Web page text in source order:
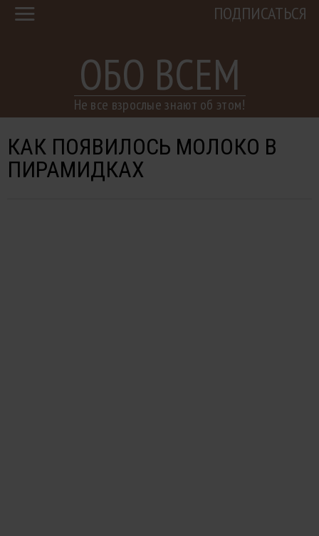
ОБО ВСЕМ
Не все взрослые знают об этом!
ПОДПИСАТЬСЯ
КАК ПОЯВИЛОСЬ МОЛОКО В
ПИРАМИДКАХ